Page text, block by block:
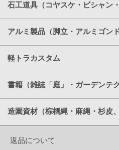
石工道具（コヤスケ・ビシャン
アルミ製品（脚立・アルミゴン
軽トラカスタム
書籍（雑誌「庭」・ガーデンテ
造園資材（棕櫚縄・麻縄・杉皮、
返品について